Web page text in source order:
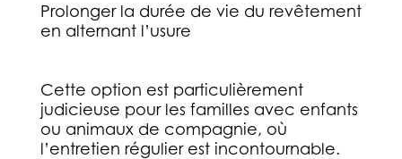
Prolonger la durée de vie du revêtement
en alternant l’usure
Cette option est particulièrement
judicieuse pour les familles avec enfants
ou animaux de compagnie, où
l’entretien régulier est incontournable.